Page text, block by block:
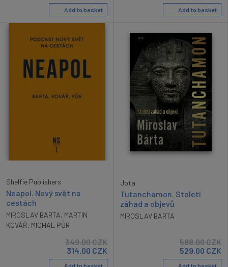
Add to basket Add to basket
Shelfie Publishers
Neapol. Nový svět na
cestách
MIROSLAV BÁRTA, MARTIN
KOVÁŘ, MICHAL PŮR
349.00CZK
314.00 CZK
Jota
Tutanchamon. Století
záhad a objevů
MIROSLAV BÁRTA
588.00CZK
529.00 CZK